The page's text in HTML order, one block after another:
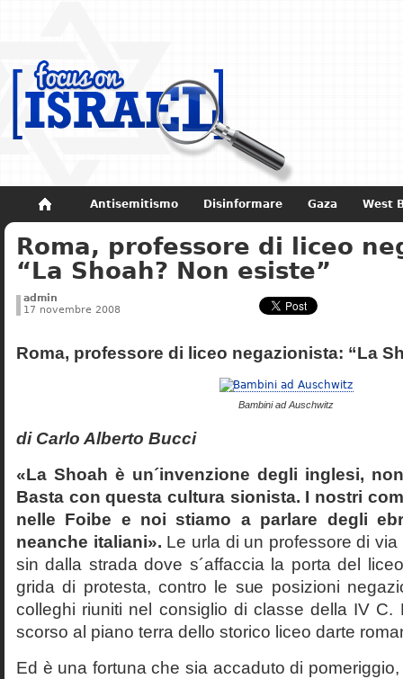
Antisemitismo Disinformare Gaza West
Non dimenticare Storia di Israele
Roma, professore di liceo
“La Shoah? Non esiste”
admin
17 novembre 2008
Roma, professore di liceo negazionista: “La
Bambini ad Auschwitz
di Carlo Alberto Bucci
«La Shoah è un´invenzione degli inglesi,
Basta con questa cultura sionista. I nostri
nelle Foibe e noi stiamo a parlare degli
neanche italiani». Le urla di un professore di
sin dalla strada dove s´affaccia la porta del
grida di protesta, contro le sue posizioni
colleghi riuniti nel consiglio di classe della IV C.
scorso al piano terra dello storico liceo darte
Ed è una fortuna che sia accaduto di